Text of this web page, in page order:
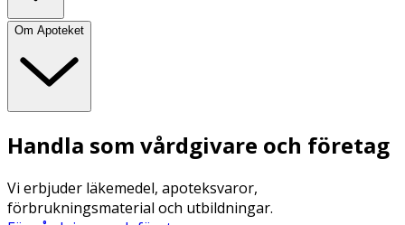
Om Apoteket
Handla som vårdgivare och företag
Vi erbjuder läkemedel, apoteksvaror,
förbrukningsmaterial och utbildningar.